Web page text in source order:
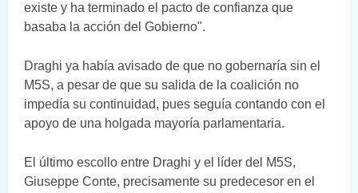
existe y ha terminado el pacto de confianza que
basaba la acción del Gobierno".
Draghi ya había avisado de que no gobernaría sin el
M5S, a pesar de que su salida de la coalición no
impedía su continuidad, pues seguía contando con el
apoyo de una holgada mayoría parlamentaria.
El último escollo entre Draghi y el líder del M5S,
Giuseppe Conte, precisamente su predecesor en el